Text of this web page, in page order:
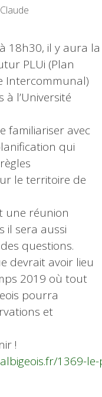
Claude
18h30, il y aura la
PLUi (Plan
Intercommunal)
à l’Université
familiariser avec
qui
le territoire de
une réunion
il sera aussi
questions.
devrait avoir lieu
2019 où tout
pourra
et
!
1369-